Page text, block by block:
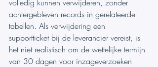
volledig kunnen verwijderen, zonder
achtergebleven records in gerelateerde
tabellen. Als verwijdering een
supportticket bij de leverancier vereist, is
het niet realistisch om de wettelijke termijn
van 30 dagen voor inzageverzoeken